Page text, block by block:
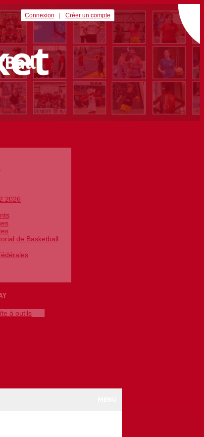
Connexion Créer un compte
de Basketball
à outils